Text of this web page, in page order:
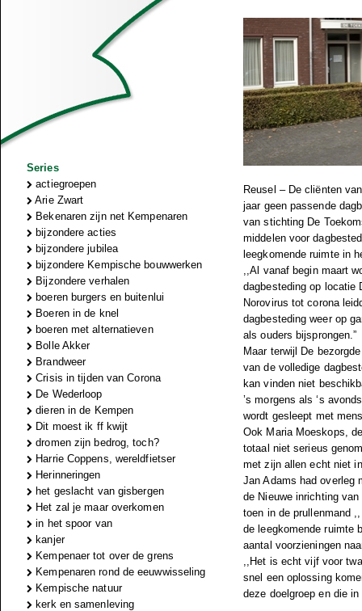
Series
actiegroepen
Arie Zwart
Bekenaren zijn net Kempenaren
bijzondere acties
bijzondere jubilea
bijzondere Kempische bouwwerken
Bijzondere verhalen
boeren burgers en buitenlui
Boeren in de knel
boeren met alternatieven
Bolle Akker
Brandweer
Crisis in tijden van Corona
De Wederloop
dieren in de Kempen
Dit moest ik ff kwijt
dromen zijn bedrog, toch?
Harrie Coppens, wereldfietser
Herinneringen
het geslacht van gisbergen
Het zal je maar overkomen
in het spoor van
kanjer
Kempenaer tot over de grens
Kempenaren rond de eeuwwisseling
Kempische natuur
kerk en samenleving
Reusel – De cliënten
jaar geen passende
van stichting De
middelen voor
leegkomende ruimte in
,,Al vanaf begin maart
dagbesteding op locatie
Norovirus tot corona
dagbesteding weer op
als ouders bijsprongen.”
Maar terwijl De
van de volledige
kan vinden niet
’s morgens als ‘s
wordt gesleept met
Ook Maria Moeskops,
totaal niet serieus
met zijn allen echt niet
Jan Adams had overleg
de Nieuwe inrichting
toen in de prullenmand
de leegkomende ruimte
aantal voorzieningen
,,Het is echt vijf voor
snel een oplossing
deze doelgroep en die